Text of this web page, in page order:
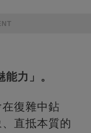
力」。
復雜中鉆
直抵本質的